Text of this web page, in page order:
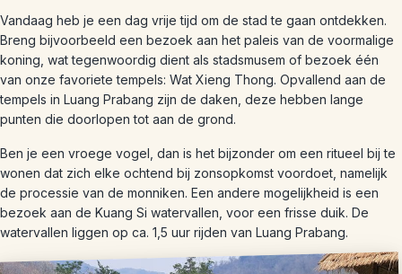
Vandaag heb je een dag vrije tijd om de stad te gaan ontdekken.
Breng bijvoorbeeld een bezoek aan het paleis van de voormalige
koning, wat tegenwoordig dient als stadsmusem of bezoek één
van onze favoriete tempels: Wat Xieng Thong. Opvallend aan de
tempels in Luang Prabang zijn de daken, deze hebben lange
punten die doorlopen tot aan de grond.
Ben je een vroege vogel, dan is het bijzonder om een ritueel bij te
wonen dat zich elke ochtend bij zonsopkomst voordoet, namelijk
de processie van de monniken. Een andere mogelijkheid is een
bezoek aan de Kuang Si watervallen, voor een frisse duik. De
watervallen liggen op ca. 1,5 uur rijden van Luang Prabang.